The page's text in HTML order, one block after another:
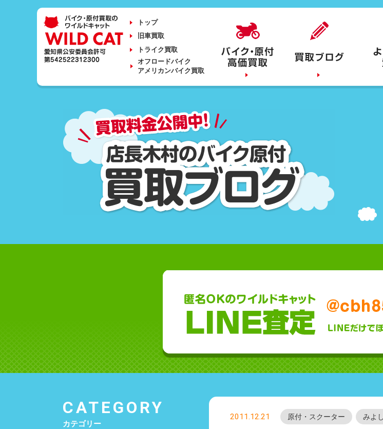
トップ
旧車買取
トライク買取
オフロードバイク
アメリカンバイク買取
2011.12.21 原付・スクーター みよ
CATEGORY
カテゴリー